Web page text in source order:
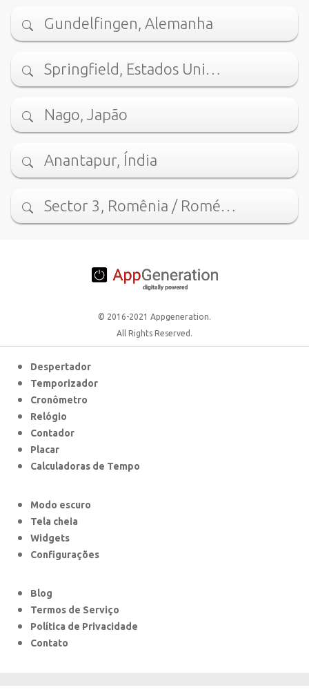
Gundelfingen, Alemanha
Springfield, Estados Uni…
Nago, Japão
Anantapur, Índia
Sector 3, Romênia / Romé…
© 2016-2021 Appgeneration.
All Rights Reserved.
Despertador
Temporizador
Cronômetro
Relógio
Contador
Placar
Calculadoras de Tempo
Modo escuro
Tela cheia
Widgets
Configurações
Blog
Termos de Serviço
Política de Privacidade
Contato